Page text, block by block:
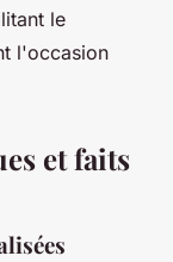
le
l'occasion
et faits